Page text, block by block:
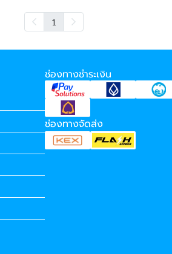
1
ช่องทางชำระเงิน
ช่องทางจัดส่ง